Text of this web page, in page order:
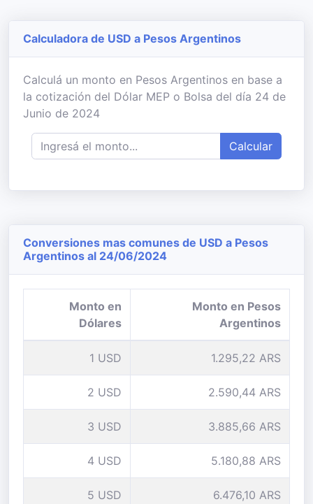
Calculadora de USD a Pesos Argentinos
Calculá un monto en Pesos Argentinos en base a
la cotización del Dólar MEP o Bolsa del día 24 de
Junio de 2024
Calcular
Conversiones mas comunes de USD a Pesos
Argentinos al 24/06/2024
Monto en
Dólares
Monto en Pesos
Argentinos
1 USD 1.295,22 ARS
2 USD 2.590,44 ARS
3 USD 3.885,66 ARS
4 USD 5.180,88 ARS
5 USD 6.476,10 ARS